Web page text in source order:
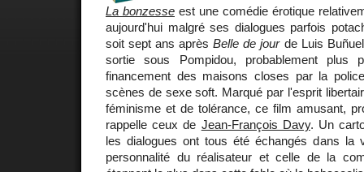
La bonzesse est une comédie érotique
aujourd'hui malgré ses dialogues parfois
soit sept ans aprèsBelle de jourde Luis
sortie sous Pompidou, probablement plus
financement des maisons closes par la
scènes de sexe soft. Marqué par l'esprit
féminisme et de tolérance, ce film amusant,
rappelle ceux de Jean-François Davy. Un
les dialogues ont tous été échangés dans la
personnalité du réalisateur et celle de la